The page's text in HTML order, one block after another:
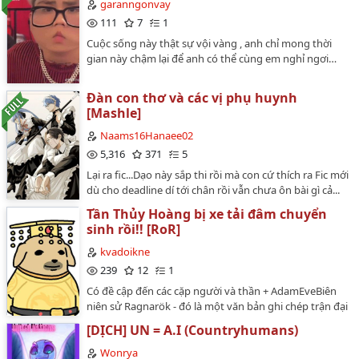
được sự cho phép của tác giả, vui lòng không đem đi
nơi khác!…
ngào)*Truyện không có thật, tất cả chỉ là sự tưởng
garanngonvay
111
7
1
Cuộc sống này thật sự vội vàng , anh chỉ mong thời
gian này chậm lại để anh có thể cùng em nghỉ ngơi…
Đàn con thơ và các vị phụ huynh
[Mashle]
Naams16Hanaee02
5,316
371
5
Lại ra fic...Dạo này sắp thi rồi mà con cứ thích ra Fic mới
dù cho deadline dí tới chân rồi vẫn chưa ôn bài gì cả...
Rất thích rước deadline vào thân:333Fic này đc viết ra
nhằm giải cơn phê đề cương vào mùa thi
này;)===============================Rowan Ames
- Trai trưởng của nhà RayMash, là truyền nhân yêu thỏ
nhì nhàRaina Ames - Đứa con gái siêu cấp yêu su kem
+ yêu trà thảo mộcDiora Crown - Nối gót cô Anna của
mình, bị thằng anh siscon bám chặt 24/24Fitzroy Luo-
yang - Sợ hãi chưa bao giờ có trong từ điển của chính
mìnhFayette Luo-yang - Dũng cảm thì có nhưng nhát
Tần Thủy Hoàng bị xe tải đâm chuyển
sinh rồi!! [RoR]
kvadoikne
239
12
1
Có đề cập đến các cặp người và thần + AdamEveBiên
niên sử Ragnarök - đó là một văn bản ghi chép trận đại
liệu Nhân Giới có thể tồn tại hay không.Thông qua
Ragnarök, những âm mưu của một ác thần cổ xưa bị
[DỊCH] UN = A.I (Countryhumans)
Wonrya